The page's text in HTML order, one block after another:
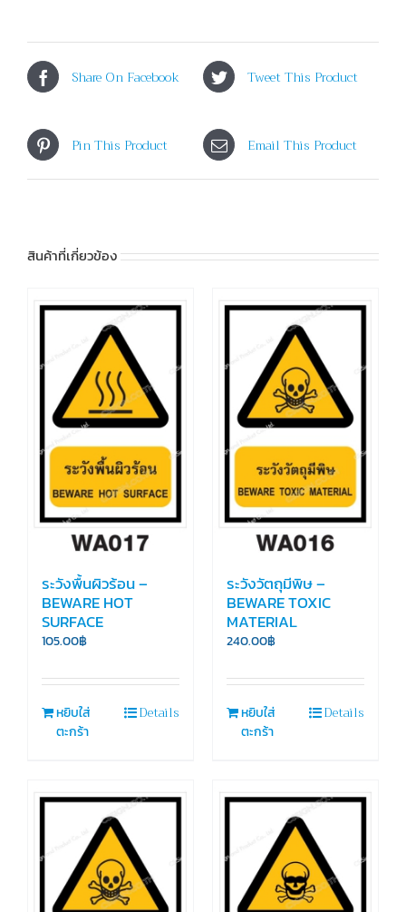
Share On Facebook Tweet This Product
Pin This Product Email This Product
สินค้าที่เกี่ยวข้อง
ระวังพื้นผิวร้อน –
BEWARE HOT
SURFACE
105.00฿
หยิบใส่
ตะกร้า
Details
ระวังวัตถุมีพิษ –
BEWARE TOXIC
MATERIAL
240.00฿
หยิบใส่
ตะกร้า
Details